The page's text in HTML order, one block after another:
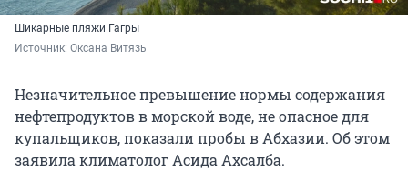
Шикарные пляжи Гагры
Источник: Оксана Витязь
Незначительное превышение нормы содержания
нефтепродуктов в морской воде, не опасное для
купальщиков, показали пробы в Абхазии. Об этом
заявила климатолог Асида Ахсалба.